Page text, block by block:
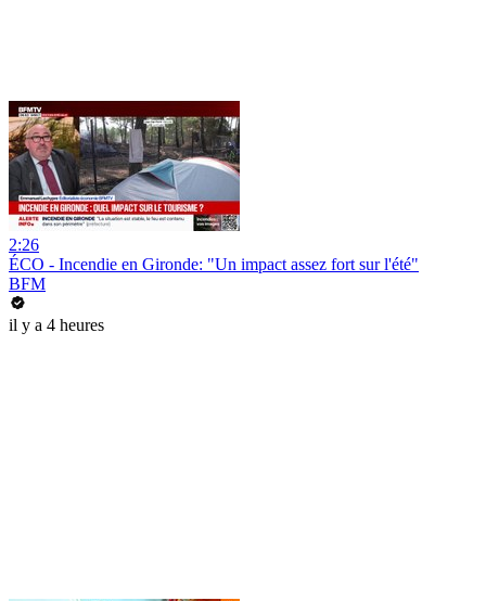
2:26
ÉCO - Incendie en Gironde: "Un impact assez fort sur l'été"
BFM
il y a 4 heures